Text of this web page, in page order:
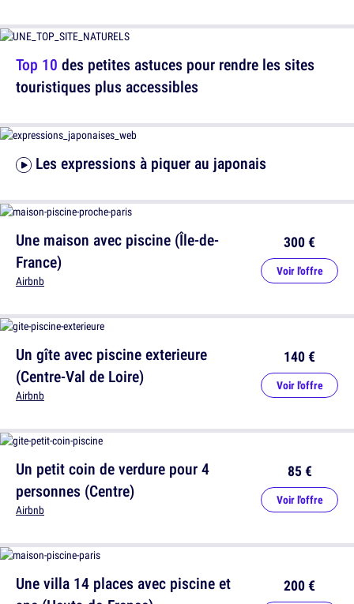
Top 10 des petites astuces pour rendre les sites
touristiques plus accessibles
Un gîte avec piscine exterieure
(Centre-Val de Loire)
Airbnb
140 €
Voir l'offre
Une villa 14 places avec piscine et
200 €
Les expressions à piquer au japonais
Une maison avec piscine (Île-de-
France)
Airbnb
300 €
Voir l'offre
Un petit coin de verdure pour 4
personnes (Centre)
Airbnb
85 €
Voir l'offre